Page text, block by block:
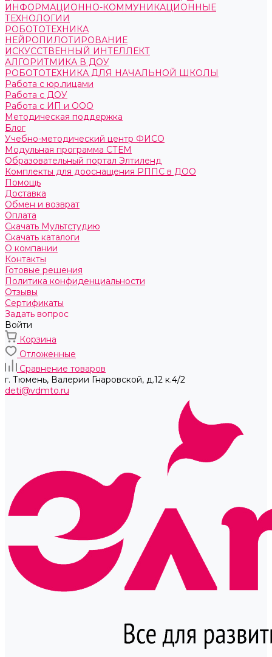
ИНФОРМАЦИОННО-КОММУНИКАЦИОННЫЕ
ТЕХНОЛОГИИ
РОБОТОТЕХНИКА
НЕЙРОПИЛОТИРОВАНИЕ
ИСКУССТВЕННЫЙ ИНТЕЛЛЕКТ
АЛГОРИТМИКА В ДОУ
РОБОТОТЕХНИКА ДЛЯ НАЧАЛЬНОЙ ШКОЛЫ
Работа с юр.лицами
Работа с ДОУ
Работа с ИП и ООО
Методическая поддержка
Блог
Учебно-методический центр ФИСО
Модульная программа СТЕМ
Образовательный портал Элтиленд
Комплекты для дооснащения РППС в ДОО
Помощь
Доставка
Обмен и возврат
Оплата
Скачать Мультстудию
Скачать каталоги
О компании
Контакты
Готовые решения
Политика конфиденциальности
Отзывы
Сертификаты
Задать вопрос
Войти
Корзина
Отложенные
Сравнение товаров
г. Тюмень, ​Валерии Гнаровской, д.12 к.4/2
deti@vdmto.ru